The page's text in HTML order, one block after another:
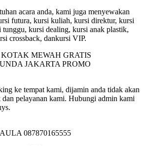
acara anda, kami juga menyewakan
futura, kursi kuliah, kursi direktur, kursi
kursi dealing, kursi anak plastik,
crossback, dankursi VIP.
ke tempat kami, dijamin anda tidak akan
pelayanan kami. Hubungi admin kami
087870165555